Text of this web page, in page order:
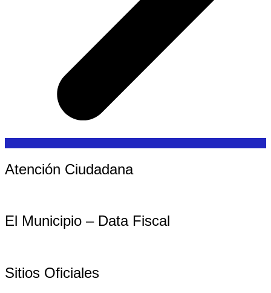
Atención Ciudadana
El Municipio – Data Fiscal
Sitios Oficiales